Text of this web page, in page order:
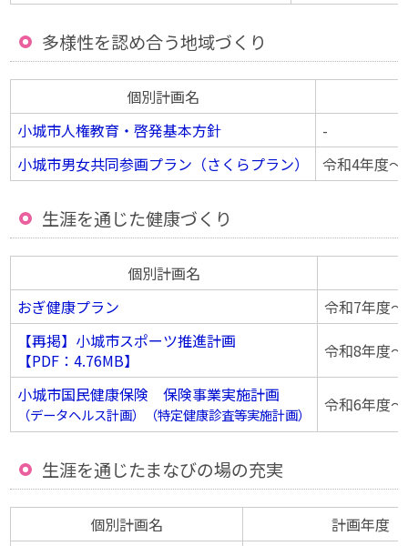
多様性を認め合う地域づくり
個別計画名
小城市人権教育・啓発基本方針
-
小城市男女共同参画プラン（さくらプラン）
令和4年度
生涯を通じた健康づくり
個別計画名
おぎ健康プラン
令和7年度
【再掲】小城市スポーツ推進計画
【PDF：4.76MB】
令和8年度
小城市国民健康保険 保険事業実施計画
（データヘルス計画）（特定健康診査等実施計画） 令和6年度
生涯を通じたまなびの場の充実
個別計画名
計画年度